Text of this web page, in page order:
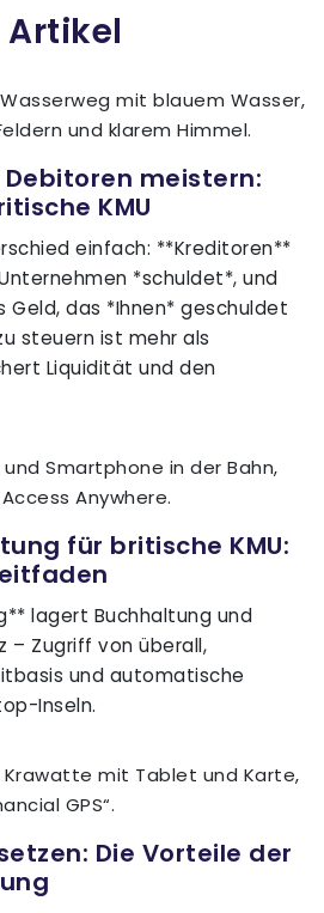
meistern:
KMU
einfach: **Kreditoren**
*schuldet*, und
das *Ihnen* geschuldet
steuern ist mehr als
Liquidität und den
für britische KMU:
lagert Buchhaltung und
– Zugriff von überall,
und automatische
Inseln.
Die Vorteile der